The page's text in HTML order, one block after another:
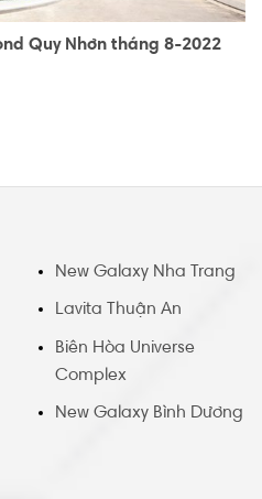
Quy Nhơn tháng 8-2022
New Galaxy Nha Trang
Lavita Thuận An
Biên Hòa Universe
Complex
New Galaxy Bình Dương